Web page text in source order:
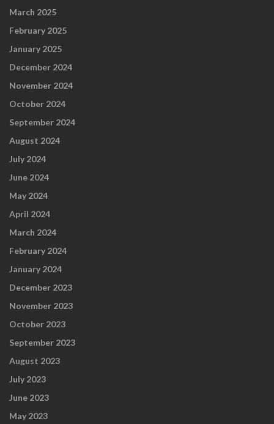
March 2025
February 2025
January 2025
December 2024
November 2024
October 2024
September 2024
August 2024
July 2024
June 2024
May 2024
April 2024
March 2024
February 2024
January 2024
December 2023
November 2023
October 2023
September 2023
August 2023
July 2023
June 2023
May 2023